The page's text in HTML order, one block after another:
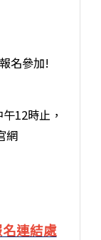
名參加!
12時止，
網
連結處